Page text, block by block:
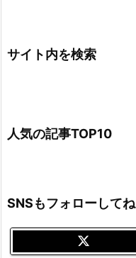
サイト内を検索
人気の記事TOP10
SNSもフォローしてね